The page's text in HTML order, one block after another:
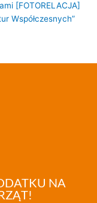
[FOTORELACJA]
Współczesnych”
NA